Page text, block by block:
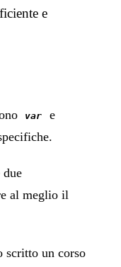
e
var e
due
al meglio il
scritto un corso